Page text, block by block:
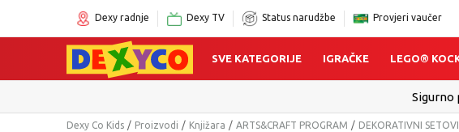
Dexy radnje Dexy TV Status narudžbe Provjeri vaučer
SVE KATEGORIJE IGRAČKE LEGO®
Sigurno
Dexy Co Kids Proizvodi Knjižara ARTS&CRAFT PROGRAM DEKORATIVNI